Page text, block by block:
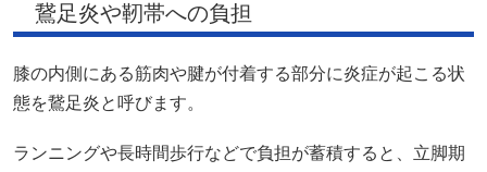
鵞足炎や靭帯への負担
膝の内側にある筋肉や腱が付着する部分に炎症が起こる状
態を鵞足炎と呼びます。
ランニングや長時間歩行などで負担が蓄積すると、立脚期